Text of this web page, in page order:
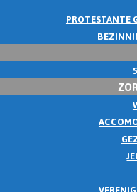
PROTESTANTE